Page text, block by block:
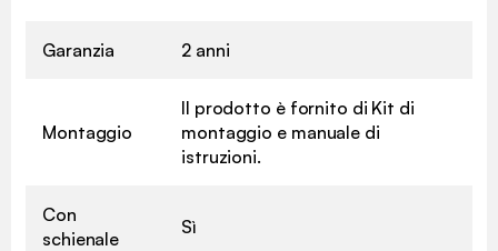
Garanzia 2 anni
Montaggio
Il prodotto è fornito di Kit di
montaggio e manuale di
istruzioni.
Con
schienale
Sì